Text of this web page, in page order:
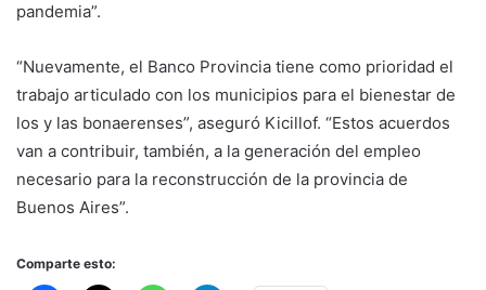
pandemia”.
“Nuevamente, el Banco Provincia tiene como prioridad el
trabajo articulado con los municipios para el bienestar de
los y las bonaerenses”, aseguró Kicillof. “Estos acuerdos
van a contribuir, también, a la generación del empleo
necesario para la reconstrucción de la provincia de
Buenos Aires”.
Comparte esto: